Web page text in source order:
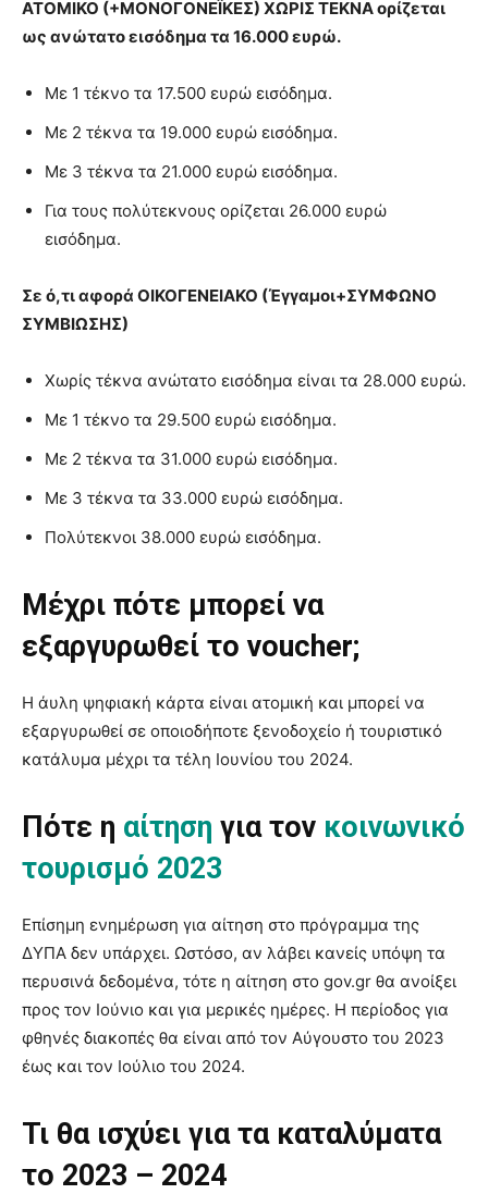
ΑΤΟΜΙΚΟ (+ΜΟΝΟΓΟΝΕΪΚΕΣ) ΧΩΡΙΣ ΤΕΚΝΑ ορίζεται
ως ανώτατο εισόδημα τα 16.000 ευρώ.
Με 1 τέκνο τα 17.500 ευρώ εισόδημα.
Με 2 τέκνα τα 19.000 ευρώ εισόδημα.
Με 3 τέκνα τα 21.000 ευρώ εισόδημα.
Για τους πολύτεκνους ορίζεται 26.000 ευρώ
εισόδημα.
Σε ό,τι αφορά ΟΙΚΟΓΕΝΕΙΑΚΟ (Έγγαμοι+ΣΥΜΦΩΝΟ
ΣΥΜΒΙΩΣΗΣ)
Χωρίς τέκνα ανώτατο εισόδημα είναι τα 28.000 ευρώ.
Με 1 τέκνο τα 29.500 ευρώ εισόδημα.
Με 2 τέκνα τα 31.000 ευρώ εισόδημα.
Με 3 τέκνα τα 33.000 ευρώ εισόδημα.
Πολύτεκνοι 38.000 ευρώ εισόδημα.
Μέχρι πότε μπορεί να
εξαργυρωθεί το voucher;
Η άυλη ψηφιακή κάρτα είναι ατομική και μπορεί να
εξαργυρωθεί σε οποιοδήποτε ξενοδοχείο ή τουριστικό
κατάλυμα μέχρι τα τέλη Ιουνίου του 2024.
Πότε η αίτηση για τον κοινωνικό
τουρισμό 2023
Επίσημη ενημέρωση για αίτηση στο πρόγραμμα της
ΔΥΠΑ δεν υπάρχει. Ωστόσο, αν λάβει κανείς υπόψη τα
περυσινά δεδομένα, τότε η αίτηση στο gov.gr θα ανοίξει
προς τον Ιούνιο και για μερικές ημέρες. Η περίοδος για
φθηνές διακοπές θα είναι από τον Αύγουστο του 2023
έως και τον Ιούλιο του 2024.
Τι θα ισχύει για τα καταλύματα
το 2023 – 2024